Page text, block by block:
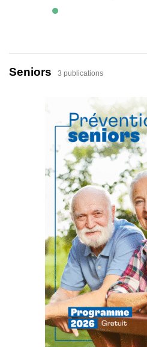
Seniors 3 publications